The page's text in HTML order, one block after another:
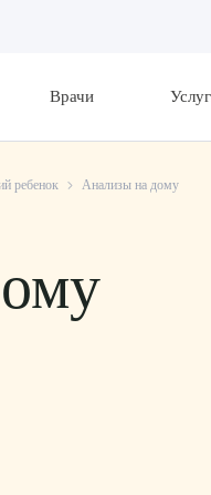
Врачи
ребенок Анализы на дому